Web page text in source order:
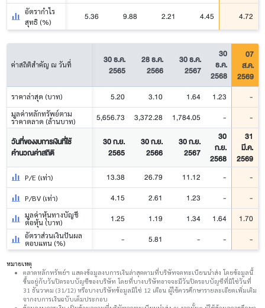
อัตรากำไร
สุทธิ (%)
5.36 9.88 2.21 4.45 4.72
ค่าสถิติสำคัญ ณ วันที่
30 ธ.ค.
2565
28 ธ.ค.
2566
30 ธ.ค.
2567
30
ธ.ค.
2568
07
ส.ค.
2569
ราคาล่าสุด (บาท) 5.20 3.10 1.64 1.23 -
มูลค่าหลักทรัพย์ตาม
ราคาตลาด (ล้านบาท)
5,656.73 3,372.28 1,784.05 -
-
วันที่ของงบการเงินที่ใช้
คำนวณค่าสถิติ
30 ก.ย.
2565
30 ก.ย.
2566
30 ก.ย.
2567
30
ก.ย.
2568
31
มี.ค.
2569
P/E (เท่า) 13.38 26.79 11.12 - -
P/BV (เท่า) 4.15 2.61 1.23 - -
มูลค่าหุ้นทางบัญชี
ต่อหุ้น (บาท)
1.25 1.19 1.34 1.64 1.70
อัตราส่วนเงินปันผล
ตอบแทน (%)
- 5.81 - - -
หมายเหตุ
ตลาดหลักทรัพย์ฯ แสดงข้อมูลงบการเงินล่าสุดตามที่บริษัทจดทะเบียนนำส่ง โดยข้อมูลนี้
ขึ้นอยู่กับวันปิดรอบบัญชีของบริษัท โดยที่บางบริษัทอาจจะมีวันปิดรอบบัญชีที่มิใช่วันที่
31 ธันวาคม (31/12) หรือบางบริษัทข้อมูลมิใช่ 12 เดือน ผู้ใช้ควรศึกษารายละเอียดเพิ่มเติม
จากงบการเงินฉบับเต็มประกอบ